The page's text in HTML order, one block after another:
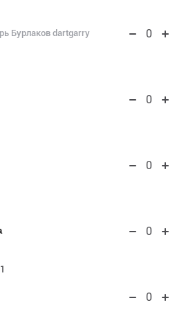
Игорь Бурлаков dartgarry 0
0
0
0
0